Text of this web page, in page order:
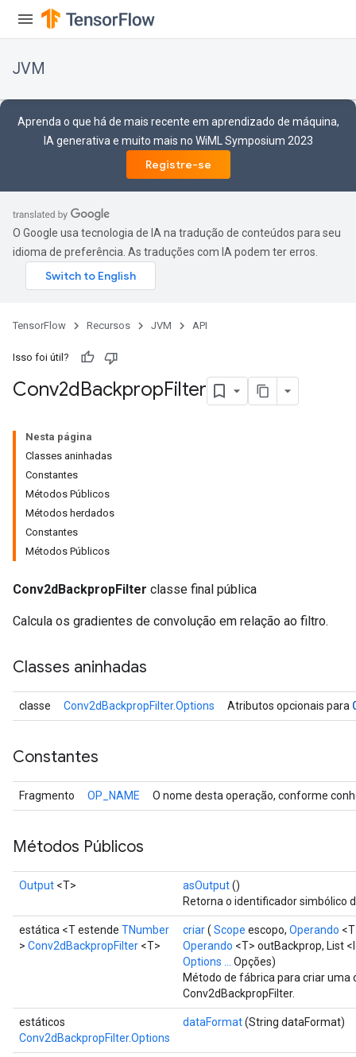
JVM
Aprenda o que há de mais recente em aprendizado de máquina,
IA generativa e muito mais no WiML Symposium 2023
Registre-se
O Google usa tecnologia de IA na tradução de conteúdos para seu
idioma de preferência. As traduções com IA podem ter erros.
TensorFlow Recursos JVM API
Isso foi útil?
Conv2dBackpropFilter
Nesta página
Classes aninhadas
Constantes
Métodos Públicos
Métodos herdados
Constantes
Métodos Públicos
Conv2dBackpropFilter classe final pública
Calcula os gradientes de convolução em relação ao filtro.
Classes aninhadas
classe Conv2dBackpropFilter.Options Atributos opcionais para
Constantes
Fragmento OP_NAME O nome desta operação, conforme
Métodos Públicos
Output <T> asOutput()
Retorna o identificador simbólico
estática <T estende TNumber
> Conv2dBackpropFilter <T>
criar( Scope escopo, Operando
Operando <T> outBackprop, List
Options ...
Opções)
Método de fábrica para criar uma
Conv2dBackpropFilter.
estáticos
Conv2dBackpropFilter.Options
dataFormat(String dataFormat)